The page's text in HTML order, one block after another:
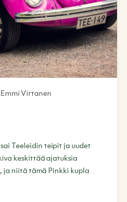
Emmi Virtanen
Teeleidin teipit ja uudet
keskittää ajatuksia
ja niitä tämä Pinkki kupla